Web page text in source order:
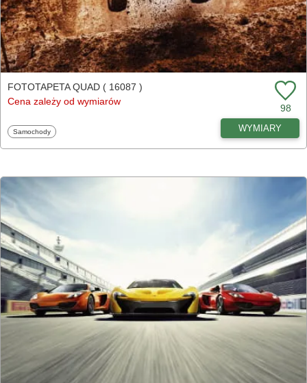
FOTOTAPETA QUAD ( 16087 )
Cena zależy od wymiarów
98
Fototapety
Samochody WYMIARY